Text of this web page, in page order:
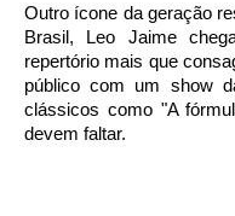
Outro ícone da geração
Brasil, Leo Jaime
repertório mais que
público com um show
clássicos como "A
devem faltar.